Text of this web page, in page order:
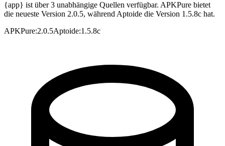
{app} ist über 3 unabhängige Quellen verfügbar. APKPure bietet
die neueste Version 2.0.5, während Aptoide die Version 1.5.8c hat.
APKPure:2.0.5Aptoide:1.5.8c